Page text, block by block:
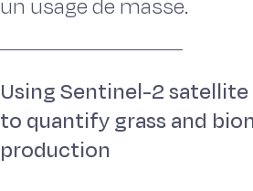
un usage de masse.
Using Sentinel-2 satellite
to quantify grass and
production